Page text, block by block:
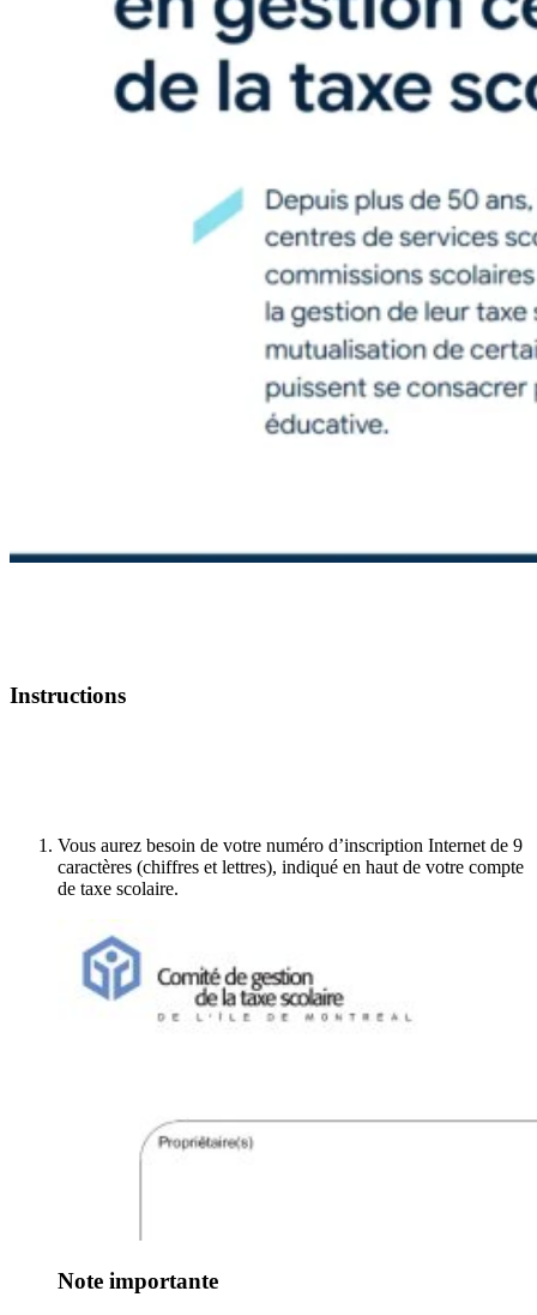
Instructions
Vous aurez besoin de votre numéro d’inscription Internet de 9
caractères (chiffres et lettres), indiqué en haut de votre compte
de taxe scolaire.
Note importante